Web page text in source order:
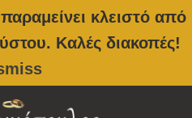
κλειστό από
Καλές διακοπές!